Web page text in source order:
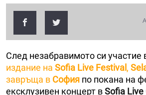
След незабравимото си участие
издание на Sofia Live Festival ,
завръща в София по покана на
ексклузивен концерт вSofia Live